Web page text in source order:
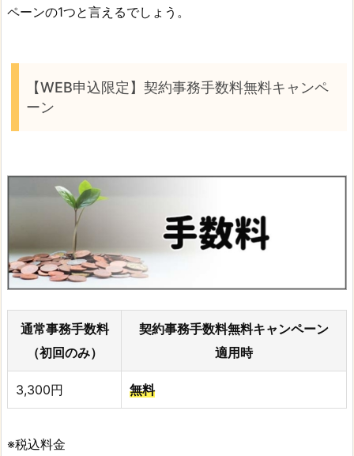
ペーンの1つと言えるでしょう。
【WEB申込限定】契約事務手数料無料キャンペ
ーン
通常事務手数料
（初回のみ）
契約事務手数料無料キャンペーン
適用時
3,300円 無料
※税込料金